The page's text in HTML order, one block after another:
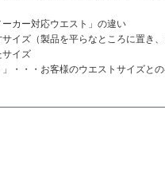
カー対応ウエスト」の違い
サイズ（製品を平らなところに置き
サイズ
」・・・お客様のウエストサイズと